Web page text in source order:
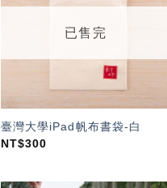
望輕
已售完
臺灣大學iPad帆布書袋-白
NT$300